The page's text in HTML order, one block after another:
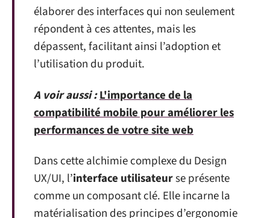
élaborer des interfaces qui non seulement
répondent à ces attentes, mais les
dépassent, facilitant ainsi l’adoption et
l’utilisation du produit.
A voir aussi :L'importance de la
compatibilité mobile pour améliorer les
performances de votre site web
Dans cette alchimie complexe du Design
UX/UI, l’interface utilisateurse présente
comme un composant clé. Elle incarne la
matérialisation des principes d’ergonomie